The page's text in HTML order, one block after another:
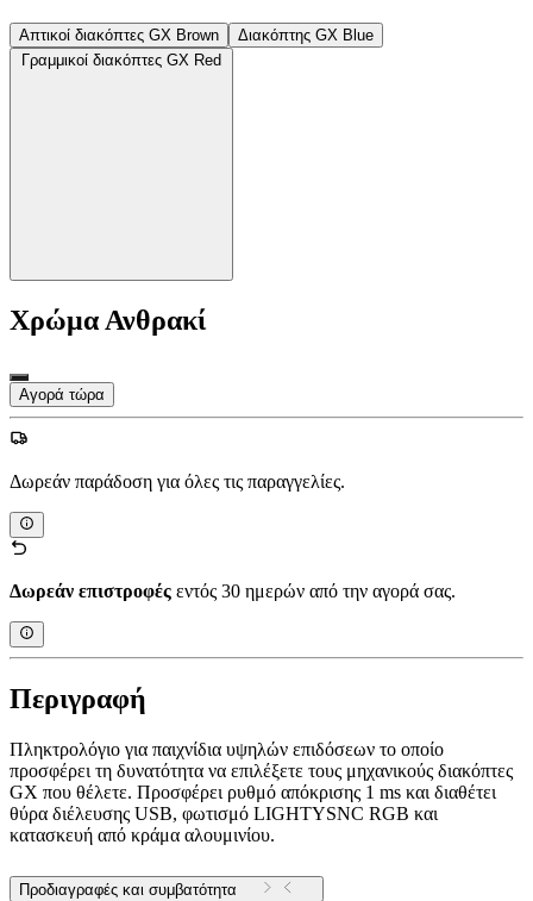
Απτικοί διακόπτες GX Brown
Διακόπτης GX Blue
Γραμμικοί διακόπτες GX Red
Χρώμα Ανθρακί
Αγορά τώρα
Δωρεάν παράδοση για όλες τις παραγγελίες.
Δωρεάν επιστροφές εντός 30 ημερών από την αγορά σας.
Περιγραφή
Πληκτρολόγιο για παιχνίδια υψηλών επιδόσεων το οποίο
προσφέρει τη δυνατότητα να επιλέξετε τους μηχανικούς διακόπτες
GX που θέλετε. Προσφέρει ρυθμό απόκρισης 1 ms και διαθέτει
θύρα διέλευσης USB, φωτισμό LIGHTYSNC RGB και
κατασκευή από κράμα αλουμινίου.
Προδιαγραφές και συμβατότητα